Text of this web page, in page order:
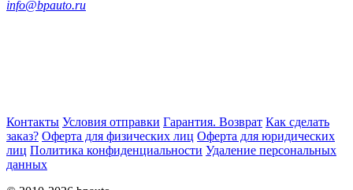
info@bpauto.ru
Контакты Условия отправки Гарантия. Возврат Как сделать
заказ? Оферта для физических лиц Оферта для юридических
лиц Политика конфиденциальности Удаление персональных
данных